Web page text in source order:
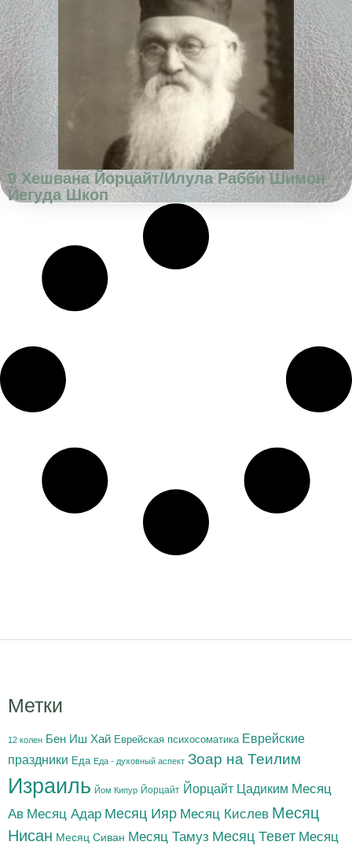
9 Хешвана Йорцайт/Илула Рабби Шимон
Йегуда Шкоп
Метки
12 колен Бен Иш Хай Еврейская психосоматика Еврейские
праздники Еда Еда - духовный аспект Зоар на Теилим
Израиль Йом Кипур Йорцайт Йорцайт Цадиким Месяц
Ав Месяц Адар Месяц Ияр Месяц Кислев Месяц
Нисан Месяц Сиван Месяц Тамуз Месяц Тевет Месяц